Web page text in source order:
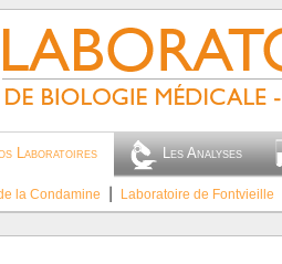
Laboratoires Les Analyses
la Condamine Laboratoire de Fontvieille